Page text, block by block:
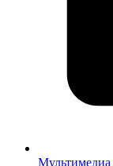
Мультимедиа